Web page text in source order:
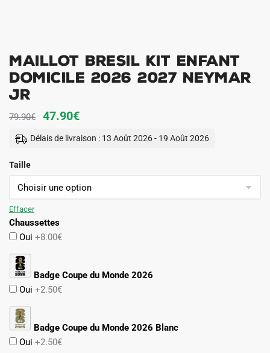
Maillot Bresil Kit Enfant
Domicile 2026 2027 Neymar
JR
79.90€
Le
prix
79.90€.
47.90€Le
prix
47.90€.
Délais de livraison : 13 Août 2026 - 19 Août 2026
Taille
Effacer
Chaussettes
Oui +8.00€
Badge Coupe du Monde 2026
Oui +2.50€
Badge Coupe du Monde 2026 Blanc
Oui +2.50€